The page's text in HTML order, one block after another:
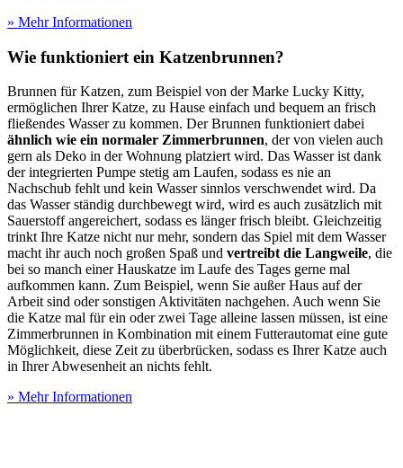
» Mehr Informationen
Wie funktioniert ein Katzenbrunnen?
Brunnen für Katzen, zum Beispiel von der Marke Lucky Kitty,
ermöglichen Ihrer Katze, zu Hause einfach und bequem an frisch
fließendes Wasser zu kommen. Der Brunnen funktioniert dabei
ähnlich wie ein normaler Zimmerbrunnen, der von vielen auch
gern als Deko in der Wohnung platziert wird. Das Wasser ist dank
der integrierten Pumpe stetig am Laufen, sodass es nie an
Nachschub fehlt und kein Wasser sinnlos verschwendet wird. Da
das Wasser ständig durchbewegt wird, wird es auch zusätzlich mit
Sauerstoff angereichert, sodass es länger frisch bleibt. Gleichzeitig
trinkt Ihre Katze nicht nur mehr, sondern das Spiel mit dem Wasser
macht ihr auch noch großen Spaß und vertreibt die Langweile, die
bei so manch einer Hauskatze im Laufe des Tages gerne mal
aufkommen kann. Zum Beispiel, wenn Sie außer Haus auf der
Arbeit sind oder sonstigen Aktivitäten nachgehen. Auch wenn Sie
die Katze mal für ein oder zwei Tage alleine lassen müssen, ist eine
Zimmerbrunnen in Kombination mit einem Futterautomat eine gute
Möglichkeit, diese Zeit zu überbrücken, sodass es Ihrer Katze auch
in Ihrer Abwesenheit an nichts fehlt.
» Mehr Informationen